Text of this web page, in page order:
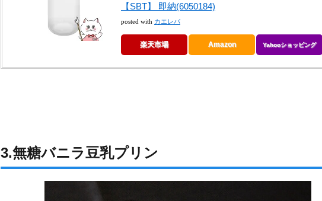
【SBT】 即納(6050184)
posted with カエレバ
楽天市場 Amazon Yahooショッピング
3.無糖バニラ豆乳プリン